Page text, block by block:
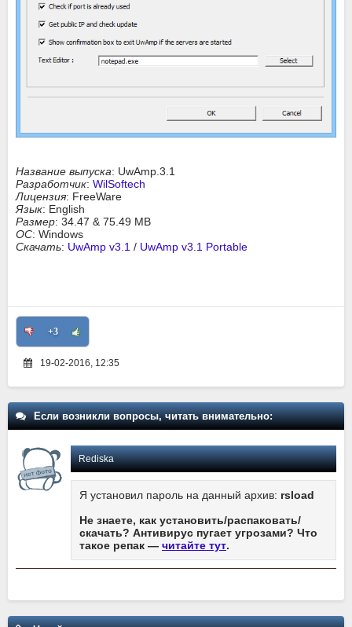
Название выпуска: UwAmp.3.1
Разработчик: WilSoftech
Лицензия: FreeWare
Язык: English
Размер: 34.47 & 75.49 MB
ОС: Windows
Скачать: UwAmp v3.1 / UwAmp v3.1 Portable
+3
19-02-2016, 12:35
Если возникли вопросы, читать внимательно:
Rediska
Я установил пароль на данный архив: rsload
Не знаете, как установить/распаковать/
скачать? Антивирус пугает угрозами? Что
такое репак — читайте тут.